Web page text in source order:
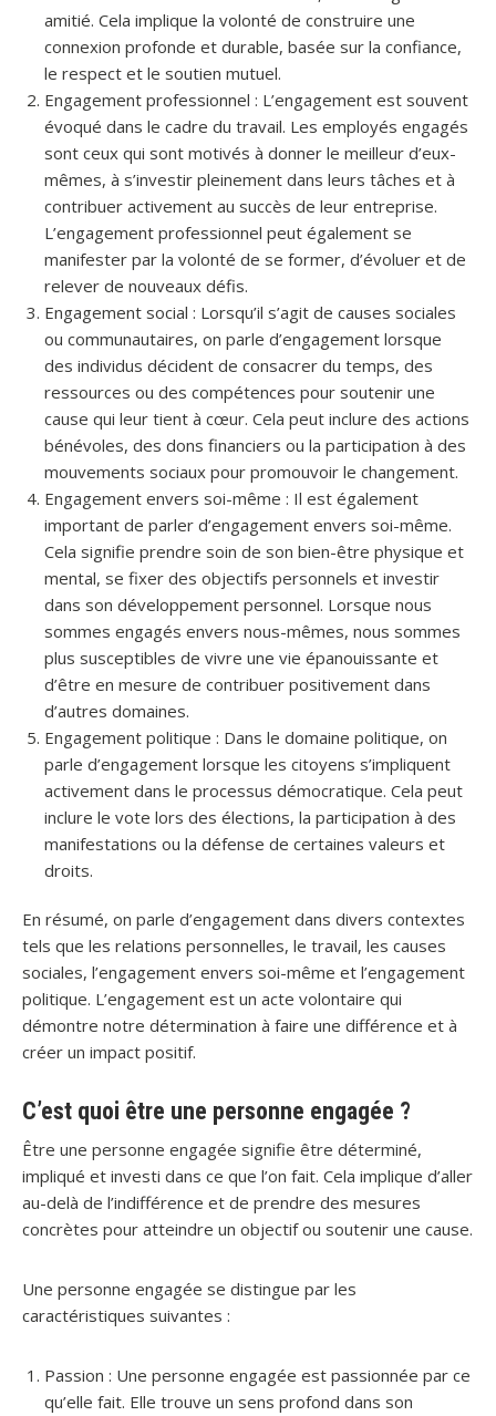
amitié. Cela implique la volonté de construire une
connexion profonde et durable, basée sur la confiance,
le respect et le soutien mutuel.
Engagement professionnel : L’engagement est souvent
évoqué dans le cadre du travail. Les employés engagés
sont ceux qui sont motivés à donner le meilleur d’eux-
mêmes, à s’investir pleinement dans leurs tâches et à
contribuer activement au succès de leur entreprise.
L’engagement professionnel peut également se
manifester par la volonté de se former, d’évoluer et de
relever de nouveaux défis.
Engagement social : Lorsqu’il s’agit de causes sociales
ou communautaires, on parle d’engagement lorsque
des individus décident de consacrer du temps, des
ressources ou des compétences pour soutenir une
cause qui leur tient à cœur. Cela peut inclure des actions
bénévoles, des dons financiers ou la participation à des
mouvements sociaux pour promouvoir le changement.
Engagement envers soi-même : Il est également
important de parler d’engagement envers soi-même.
Cela signifie prendre soin de son bien-être physique et
mental, se fixer des objectifs personnels et investir
dans son développement personnel. Lorsque nous
sommes engagés envers nous-mêmes, nous sommes
plus susceptibles de vivre une vie épanouissante et
d’être en mesure de contribuer positivement dans
d’autres domaines.
Engagement politique : Dans le domaine politique, on
parle d’engagement lorsque les citoyens s’impliquent
activement dans le processus démocratique. Cela peut
inclure le vote lors des élections, la participation à des
manifestations ou la défense de certaines valeurs et
droits.
En résumé, on parle d’engagement dans divers contextes
tels que les relations personnelles, le travail, les causes
sociales, l’engagement envers soi-même et l’engagement
politique. L’engagement est un acte volontaire qui
démontre notre détermination à faire une différence et à
créer un impact positif.
C’est quoi être une personne engagée ?
Être une personne engagée signifie être déterminé,
impliqué et investi dans ce que l’on fait. Cela implique d’aller
au-delà de l’indifférence et de prendre des mesures
concrètes pour atteindre un objectif ou soutenir une cause.
Une personne engagée se distingue par les
caractéristiques suivantes :
Passion : Une personne engagée est passionnée par ce
qu’elle fait. Elle trouve un sens profond dans son